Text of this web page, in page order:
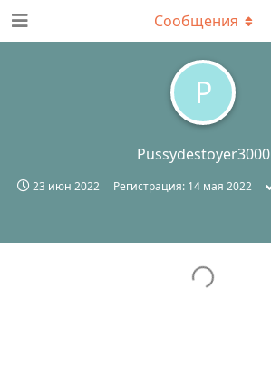
P
Pussydestoyer3000
23 июн 2022 Регистрация: 14 мая 2022
Сообщения